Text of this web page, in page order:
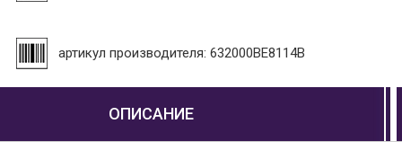
артикул производителя: 632000BE8114B
ОПИСАНИЕ